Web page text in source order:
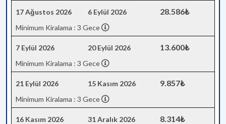
17 Ağustos 2026 6 Eylül 2026 28.586₺
Minimum Kiralama : 3 Gece
7 Eylül 2026 20 Eylül 2026 13.600₺
Minimum Kiralama : 3 Gece
21 Eylül 2026 15 Kasım 2026 9.857₺
Minimum Kiralama : 3 Gece
16 Kasım 2026 31 Aralık 2026 8.314₺